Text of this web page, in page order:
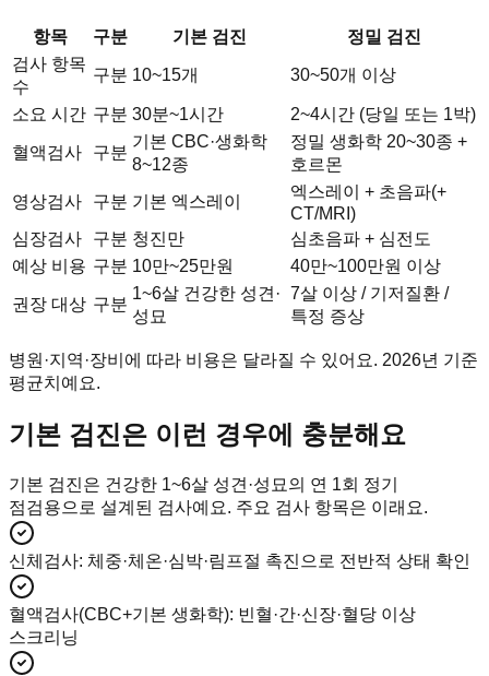
항목 구분 기본 검진
정밀 검진
검사 항목
수
구분 10~15개 30~50개 이상
소요 시간 구분 30분~1시간 2~4시간 (당일 또는 1박)
혈액검사 구분
기본 CBC·생화학
8~12종
정밀 생화학 20~30종 +
호르몬
영상검사
구분 기본 엑스레이
엑스레이 + 초음파(+
CT/MRI)
심장검사
구분 청진만
심초음파 + 심전도
예상 비용 구분 10만~25만원 40만~100만원 이상
권장 대상 구분
1~6살 건강한 성견·
성묘
7살 이상 / 기저질환 /
특정 증상
병원·지역·장비에 따라 비용은 달라질 수 있어요. 2026년 기준
평균치예요.
기본 검진은 이런 경우에 충분해요
기본 검진은 건강한 1~6살 성견·성묘의 연 1회 정기
점검용으로 설계된 검사예요. 주요 검사 항목은 이래요.
신체검사: 체중·체온·심박·림프절 촉진으로 전반적 상태 확인
혈액검사(CBC+기본 생화학): 빈혈·간·신장·혈당 이상
스크리닝